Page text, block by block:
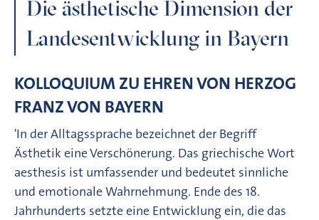
Die ästhetische Dimension der
Landesentwicklung in Bayern
KOLLOQUIUM ZU EHREN VON HERZOG
FRANZ VON BAYERN
'In der Alltagssprache bezeichnet der Begriff
Ästhetik eine Verschönerung. Das griechische Wort
aesthesis ist umfassender und bedeutet sinnliche
und emotionale Wahrnehmung. Ende des 18.
Jahrhunderts setzte eine Entwicklung ein, die das